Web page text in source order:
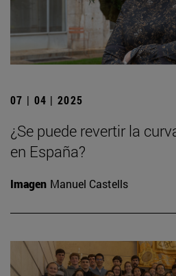
07 | 04 | 2025
¿Se puede revertir la
en España?
Imagen Manuel Castells